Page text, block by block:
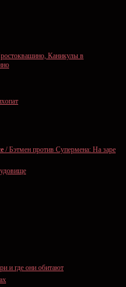
Каникулы в
/ Бэтмен против Супермена: На заре
и где они обитают